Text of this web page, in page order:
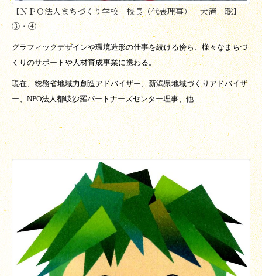
【ＮＰＯ法人まちづくり学校 校長（代表理事） 大滝 聡】
③・④
グラフィックデザインや環境造形の仕事を続ける傍ら、様々なまちづ
くりのサポートや人材育成事業に携わる。
現在、総務省地域力創造アドバイザー、新潟県地域づくりアドバイザ
ー、NPO法人都岐沙羅パートナーズセンター理事、他